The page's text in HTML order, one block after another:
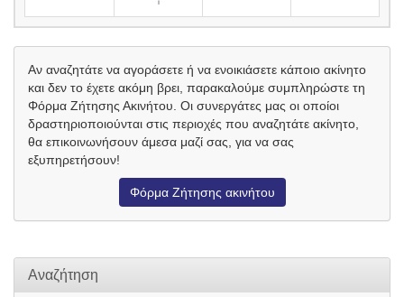
Αν αναζητάτε να αγοράσετε ή να ενοικιάσετε κάποιο ακίνητο
και δεν το έχετε ακόμη βρει, παρακαλούμε συμπληρώστε τη
Φόρμα Ζήτησης Ακινήτου. Οι συνεργάτες μας οι οποίοι
δραστηριοποιούνται στις περιοχές που αναζητάτε ακίνητο,
θα επικοινωνήσουν άμεσα μαζί σας, για να σας
εξυπηρετήσουν!
Φόρμα Ζήτησης ακινήτου
Αναζήτηση